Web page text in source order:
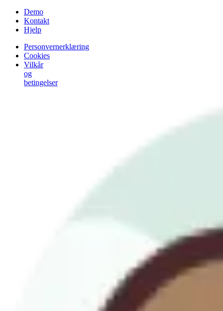
Demo
Kontakt
Hjelp
Personvernerklæring
Cookies
Vilkår
og
betingelser